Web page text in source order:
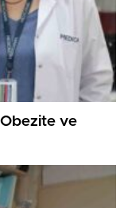
Obezite ve